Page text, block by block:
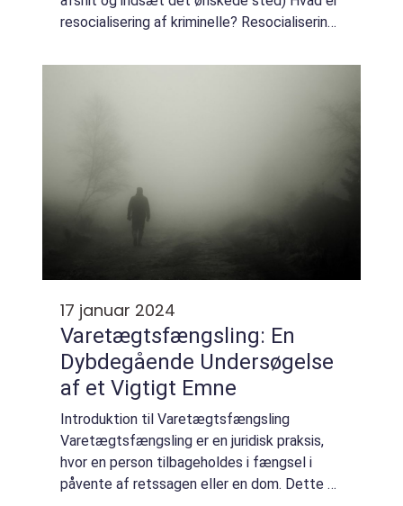
resocialisering af kriminelle? Resocialisering
der har begået kriminelle ha...
17 januar 2024
Varetægtsfængsling: En
Dybdegående Undersøgelse
af et Vigtigt Emne
Introduktion til Varetægtsfængsling
Varetægtsfængsling er en juridisk praksis,
hvor en person tilbageholdes i fængsel i
påvente af retssagen eller en dom. Dette er